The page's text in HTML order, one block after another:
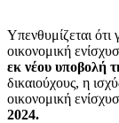
Υπενθυμίζεται ότι
οικονομική
εκ νέου υποβολή
δικαιούχους, η
οικονομική
2024.